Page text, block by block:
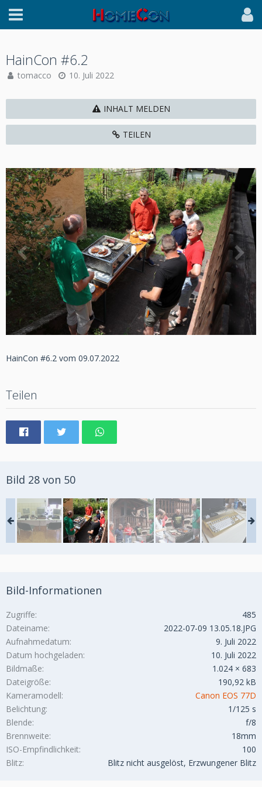
HainCon #6.2
tomacco 10. Juli 2022
INHALT MELDEN
TEILEN
HainCon #6.2 vom 09.07.2022
Teilen
Bild 28 von 50
Bild-Informationen
Zugriffe
485
Dateiname
2022-07-09 13.05.18.JPG
Aufnahmedatum
9. Juli 2022
Datum hochgeladen
10. Juli 2022
Bildmaße
1.024 × 683
Dateigröße
190,92 kB
Kameramodell
Canon EOS 77D
Belichtung
1/125 s
Blende
f/8
Brennweite
18mm
ISO-Empfindlichkeit
100
Blitz
Blitz nicht ausgelöst, Erzwungener Blitz